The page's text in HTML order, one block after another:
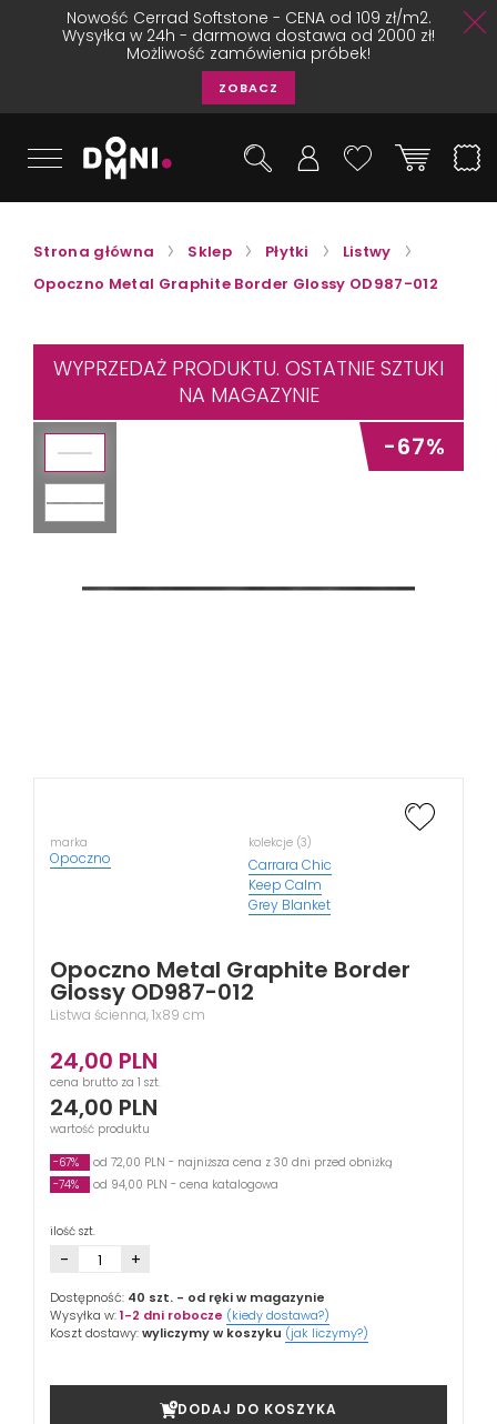
Nowość Cerrad Softstone - CENA od 109 zł/m2.
Wysyłka w 24h - darmowa dostawa od 2000 zł!
Możliwość zamówienia próbek!
ZOBACZ
Strona główna Sklep Płytki
Listwy
Opoczno Metal Graphite Border Glossy OD987-012
WYPRZEDAŻ PRODUKTU. OSTATNIE SZTUKI
NA MAGAZYNIE
-67%
marka
Opoczno
kolekcje (3)
Carrara Chic
Keep Calm
Grey Blanket
Opoczno Metal Graphite Border
Glossy OD987-012
Listwa ścienna, 1x89 cm
24,00 PLN
cena brutto za 1 szt.
24,00 PLN
wartość produktu
-67%
od 72,00 PLN - najniższa cena z 30 dni przed obniżką
-74%
od 94,00 PLN - cena katalogowa
ilość szt.
- +
Dostępność: 40 szt. - od ręki w magazynie
Wysyłka w:1-2 dni robocze (kiedy dostawa?)
Koszt dostawy:wyliczymy w koszyku (jak liczymy?)
DODAJ DO KOSZYKA